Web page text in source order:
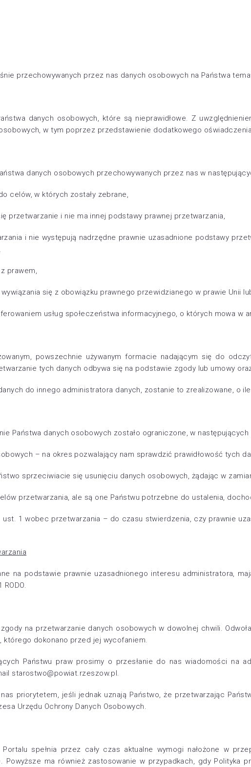
przechowywanych przez nas danych osobowych na Państwa
danych osobowych, które są nieprawidłowe. Z
w tym poprzez przedstawienie dodatkowego
danych osobowych przechowywanych przez nas w
celów, w których zostały zebrane,
przetwarzanie i nie ma innej podstawy prawnej przetwarzania,
i nie występują nadrzędne prawnie uzasadnione podstawy
prawem,
się z obowiązku prawnego przewidzianego w prawie Unii
usług społeczeństwa informacyjnego, o których mowa w
powszechnie używanym formacie nadającym się do
tych danych odbywa się na podstawie zgody lub umowy
do innego administratora danych, zostanie to zrealizowane, o
Państwa danych osobowych zostało ograniczone, w następujących
– na okres pozwalający nam sprawdzić prawidłowość tych
sprzeciwiacie się usunięciu danych osobowych, żądając w
przetwarzania, ale są one Państwu potrzebne do ustalenia,
1 wobec przetwarzania – do czasu stwierdzenia, czy prawnie
na podstawie prawnie uzasadnionego interesu administratora,
na przetwarzanie danych osobowych w dowolnej chwili.
którego dokonano przed jej wycofaniem.
Państwu praw prosimy o przesłanie do nas wiadomości na
starostwo@powiat.rzeszow.pl.
priorytetem, jeśli jednak uznają Państwo, że przetwarzając
Urzędu Ochrony Danych Osobowych.
spełnia przez cały czas aktualne wymogi nałożone w
ma również zastosowanie w przypadkach, gdy Polityka